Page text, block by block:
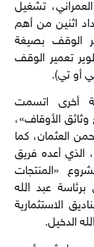
ﺗﺸﻐﯿﻞ
اﺛﻨﯿﻦ ﻣﻦ أھﻢ
اﻟﻮﻗﻒ ﺑﺼﯿﻐﺔ
ﺗﻌﻤﯿﺮ اﻟﻮﻗﻒ
أو ﺗﻲ).
أﺧﺮى اﺗﺴﻤﺖ
اﻷوﻗﺎف»،
اﻟﻌﺜﻤﺎن، ﻛﻤﺎ
اﻟﺬي أﻋﺪه ﻓﺮﯾﻖ
«اﻟﻤﻨﺘﺠﺎت
ﺑﺮﺋﺎﺳﺔ ﻋﺒﺪ ﷲ
اﻻﺳﺘﺜﻤﺎرﯾﺔ
ﷲ اﻟﺪﺧﯿﻞ.